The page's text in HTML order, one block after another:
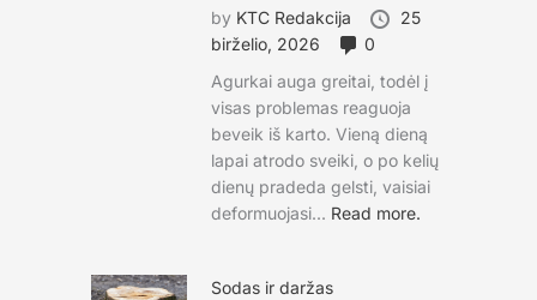
by KTC Redakcija
25
birželio, 2026
0
Agurkai auga greitai, todėl į
visas problemas reaguoja
beveik iš karto. Vieną dieną
lapai atrodo sveiki, o po kelių
dienų pradeda gelsti, vaisiai
deformuojasi... Read more.
Sodas ir daržas